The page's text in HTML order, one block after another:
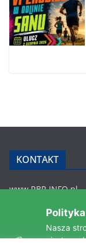
KONTAKT
www.RBR.INFO.pl
36-200 Brzozów
Nasza